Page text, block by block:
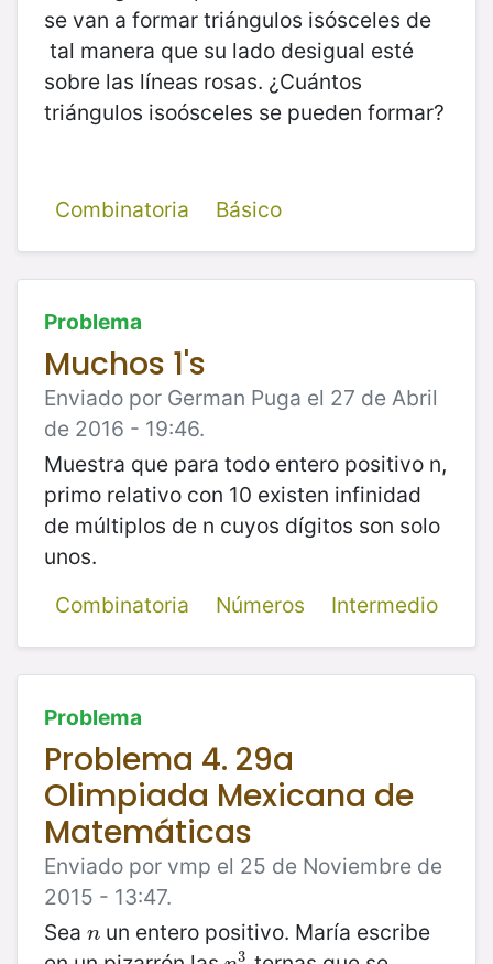
se van a formar triángulos isósceles de
tal manera que su lado desigual esté
sobre las líneas rosas. ¿Cuántos
triángulos isoósceles se pueden formar?
Combinatoria Básico
Problema
Muchos 1's
Enviado por German Puga el 27 de Abril
de 2016 - 19:46.
Muestra que para todo entero positivo n,
primo relativo con 10 existen infinidad
de múltiplos de n cuyos dígitos son solo
unos.
Combinatoria
Números Intermedio
Problema
Problema 4. 29a
Olimpiada Mexicana de
Matemáticas
Enviado por vmp el 25 de Noviembre de
2015 - 13:47.
Sea n
n un entero positivo. María escribe
3